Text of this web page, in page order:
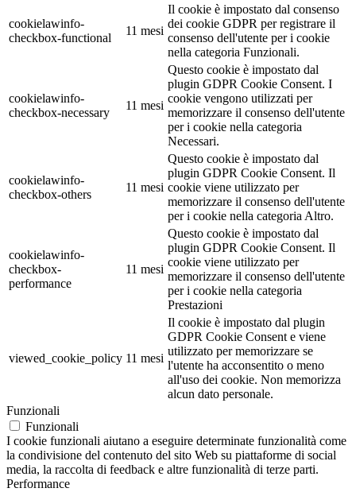
cookielawinfo-
checkbox-functional
11 mesi
Il cookie è impostato dal consenso
dei cookie GDPR per registrare il
consenso dell'utente per i cookie
nella categoria Funzionali.
cookielawinfo-
checkbox-necessary
11 mesi
Questo cookie è impostato dal
plugin GDPR Cookie Consent. I
cookie vengono utilizzati per
memorizzare il consenso dell'utente
per i cookie nella categoria
Necessari.
cookielawinfo-
checkbox-others
11 mesi
Questo cookie è impostato dal
plugin GDPR Cookie Consent. Il
cookie viene utilizzato per
memorizzare il consenso dell'utente
per i cookie nella categoria Altro.
cookielawinfo-
checkbox-
performance
11 mesi
Questo cookie è impostato dal
plugin GDPR Cookie Consent. Il
cookie viene utilizzato per
memorizzare il consenso dell'utente
per i cookie nella categoria
Prestazioni
viewed_cookie_policy 11 mesi
Il cookie è impostato dal plugin
GDPR Cookie Consent e viene
utilizzato per memorizzare se
l'utente ha acconsentito o meno
all'uso dei cookie. Non memorizza
alcun dato personale.
Funzionali
Funzionali
I cookie funzionali aiutano a eseguire determinate funzionalità come
la condivisione del contenuto del sito Web su piattaforme di social
media, la raccolta di feedback e altre funzionalità di terze parti.
Performance